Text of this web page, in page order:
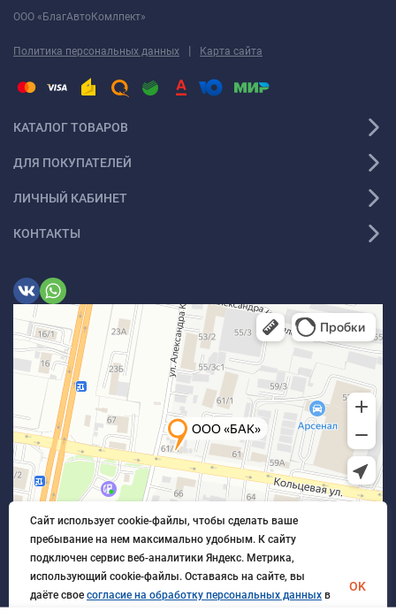
ООО «БлагАвтоКомлпект»
Политика персональных данных | Карта сайта
КАТАЛОГ ТОВАРОВ
ДЛЯ ПОКУПАТЕЛЕЙ
ЛИЧНЫЙ КАБИНЕТ
КОНТАКТЫ
Сайт использует cookie-файлы, чтобы сделать ваше
пребывание на нем максимально удобным. К cайту
подключен сервис веб-аналитики Яндекс. Метрика,
использующий cookie-файлы. Оставаясь на сайте, вы
даёте свое согласие на обработку персональных данных в
OK